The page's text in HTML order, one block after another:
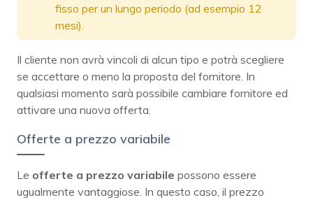
fisso per un lungo periodo (ad esempio 12
mesi).
Il cliente non avrà vincoli di alcun tipo e potrà scegliere
se accettare o meno la proposta del fornitore. In
qualsiasi momento sarà possibile cambiare fornitore ed
attivare una nuova offerta.
Offerte a prezzo variabile
Le offerte a prezzo variabile possono essere
ugualmente vantaggiose. In questo caso, il prezzo